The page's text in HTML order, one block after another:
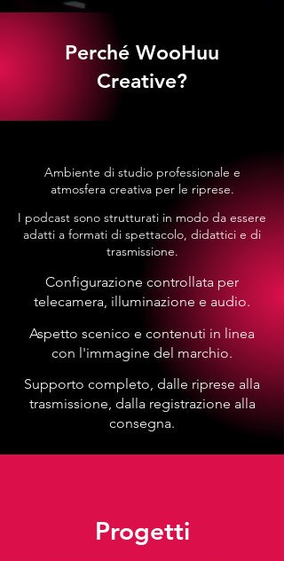
Perché WooHuu
Creative?
Ambiente di studio professionale e
atmosfera creativa per le riprese.
I podcast sono strutturati in modo da essere
adatti a formati di spettacolo, didattici e di
trasmissione.
Configurazione controllata per
telecamera, illuminazione e audio.
Aspetto scenico e contenuti in linea
con l'immagine del marchio.
Supporto completo, dalle riprese alla
trasmissione, dalla registrazione alla
consegna.
Progetti